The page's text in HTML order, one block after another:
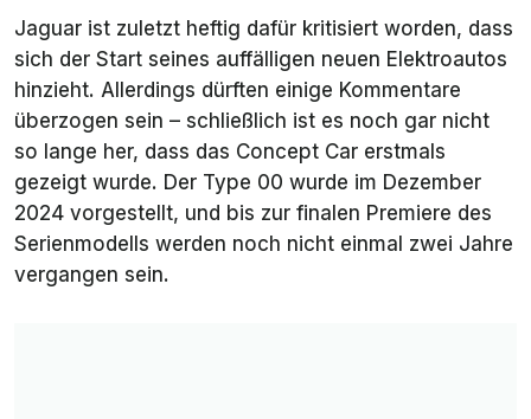
Jaguar ist zuletzt heftig dafür kritisiert worden, dass
sich der Start seines auffälligen neuen Elektroautos
hinzieht. Allerdings dürften einige Kommentare
überzogen sein – schließlich ist es noch gar nicht
so lange her, dass das Concept Car erstmals
gezeigt wurde. Der Type 00 wurde im Dezember
2024 vorgestellt, und bis zur finalen Premiere des
Serienmodells werden noch nicht einmal zwei Jahre
vergangen sein.